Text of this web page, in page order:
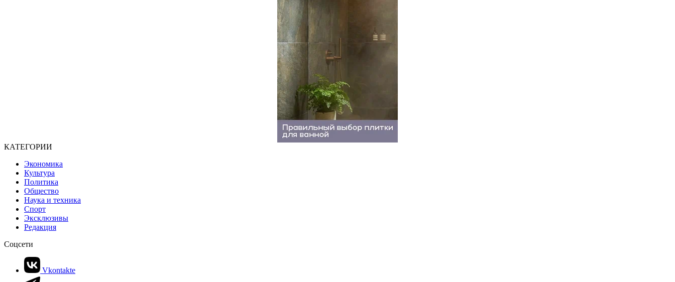
КАТЕГОРИИ
Экономика
Культура
Политика
Общество
Наука и техника
Спорт
Эксклюзивы
Редакция
Соцсети
Vkontakte